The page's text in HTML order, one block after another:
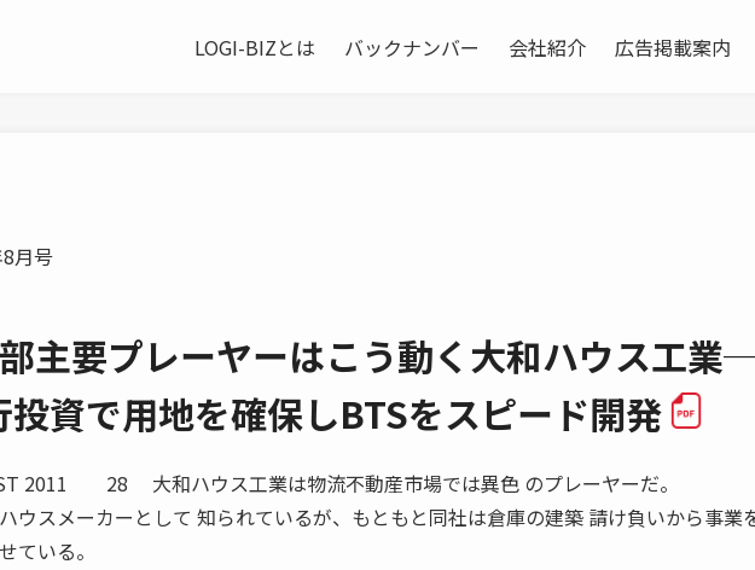
LOGI-BIZとは バックナンバー 会社紹介 広告掲載案内
月号
主要プレーヤーはこう動く大和ハウス工
投資で用地を確保しBTSをスピード開発
2011 28 大和ハウス工業は物流不動産市場では異色 のプレーヤーだ。
ウスメーカーとして 知られているが、もともと同社は倉庫の建築 請け負いから事業
ている。